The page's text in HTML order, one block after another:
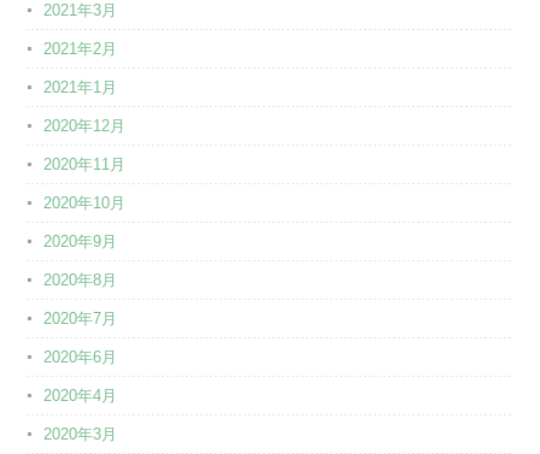
2021年3月
2021年2月
2021年1月
2020年12月
2020年11月
2020年10月
2020年9月
2020年8月
2020年7月
2020年6月
2020年4月
2020年3月